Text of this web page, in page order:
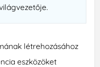
létrehozásához
eszközöket